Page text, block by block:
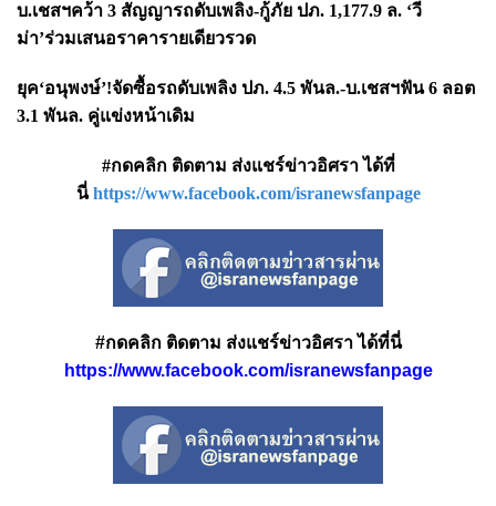
บ.เชสฯคว้า 3 สัญญารถดับเพลิง-กู้ภัย ปภ. 1,177.9 ล. ‘วี
ม่า’ร่วมเสนอราคารายเดียวรวด
ยุค‘อนุพงษ์’!จัดซื้อรถดับเพลิง ปภ. 4.5 พันล.-บ.เชสฯฟัน 6 ลอต
3.1 พันล. คู่แข่งหน้าเดิม
#กดคลิก ติดตาม ส่งแชร์ข่าวอิศรา ได้ที่
นี่https://www.facebook.com/isranewsfanpage
#กดคลิก ติดตาม ส่งแชร์ข่าวอิศรา ได้ที่นี่
https://www.facebook.com/isranewsfanpage